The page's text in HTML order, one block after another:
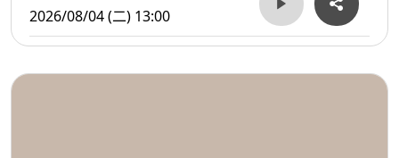
2026/08/04 (二) 13:00